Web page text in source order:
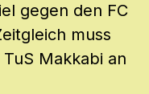
gegen den FC
muss
Makkabi an